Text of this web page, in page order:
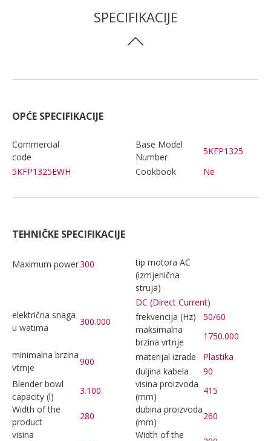
SPECIFIKACIJE
OPĆE SPECIFIKACIJE
Commercial
code
5KFP1325EWH
Base Model
Number
5KFP1325
Cookbook
Ne
TEHNIČKE SPECIFIKACIJE
Maximum power300
tip motora AC
(izmjenična
struja)
DC (Direct Current)
električna snaga
u watima
300.000 frekvencija (Hz)
50/60
maksimalna
brzina vrtnje
1750.000
minimalna brzina
vtrnje
900 materijal izrade
Plastika
duljina kabela
90
Blender bowl
capacity (l)
3.100
visina proizvoda
(mm)
415
Width of the
product
280
dubina proizvoda
(mm)
260
visina
Width of the